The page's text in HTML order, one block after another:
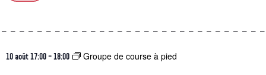
10 août 17:00-18:00 Groupe de course à pied